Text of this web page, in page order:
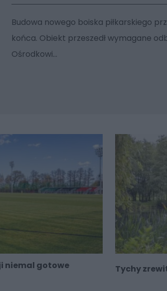
Budowa nowego boiska piłkarskiego
końca. Obiekt przeszedł wymagane
Ośrodkowi...
niemal gotowe Tychy